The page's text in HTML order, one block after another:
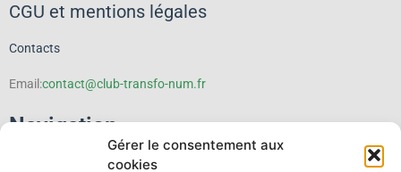
Gérer le consentement aux
cookies
CGU et mentions légales
Contacts
Email:contact@club-transfo-num.fr
Navigation